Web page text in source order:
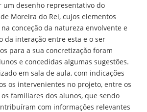
um desenho representativo do
Moreira do Rei, cujos elementos
conceção da natureza envolvente e
da interação entre esta e o ser
para a sua concretização foram
e concedidas algumas sugestões.
em sala de aula, com indicações
os intervenientes no projeto, entre os
familiares dos alunos, que sendo
com informações relevantes